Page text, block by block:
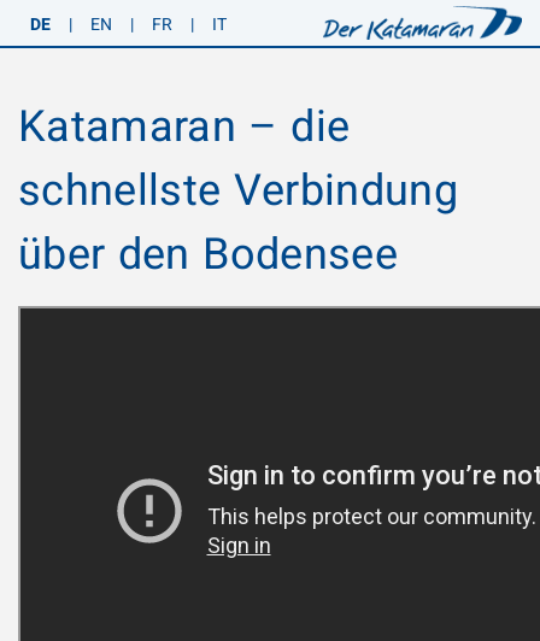
DE | EN | FR | IT
Katamaran – die
schnellste Verbindung
über den Bodensee